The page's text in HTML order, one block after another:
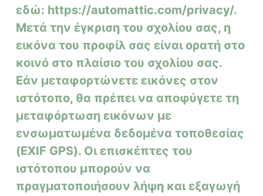
εδώ: https://automattic.com/privacy/.
Μετά την έγκριση του σχολίου σας, η
εικόνα του προφίλ σας είναι ορατή στο
κοινό στο πλαίσιο του σχολίου σας.
Εάν μεταφορτώνετε εικόνες στον
ιστότοπο, θα πρέπει να αποφύγετε τη
μεταφόρτωση εικόνων με
ενσωματωμένα δεδομένα τοποθεσίας
(EXIF GPS). Οι επισκέπτες του
ιστότοπου μπορούν να
πραγματοποιήσουν λήψη και εξαγωγή